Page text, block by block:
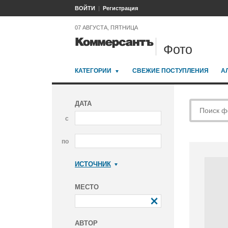
ВОЙТИ Регистрация
07 АВГУСТА, ПЯТНИЦА
Фото
КАТЕГОРИИ СВЕЖИЕ ПОСТУПЛЕНИЯ
ДАТА
с
по
ИСТОЧНИК
МЕСТО
АВТОР